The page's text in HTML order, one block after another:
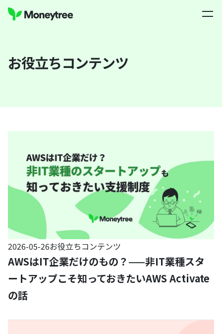
お役立ちコンテンツ
2026-05-26お役立ちコンテンツ
AWSはIT企業だけのもの？——非IT業種スタ
ートアップこそ知っておきたいAWS Activate
の話